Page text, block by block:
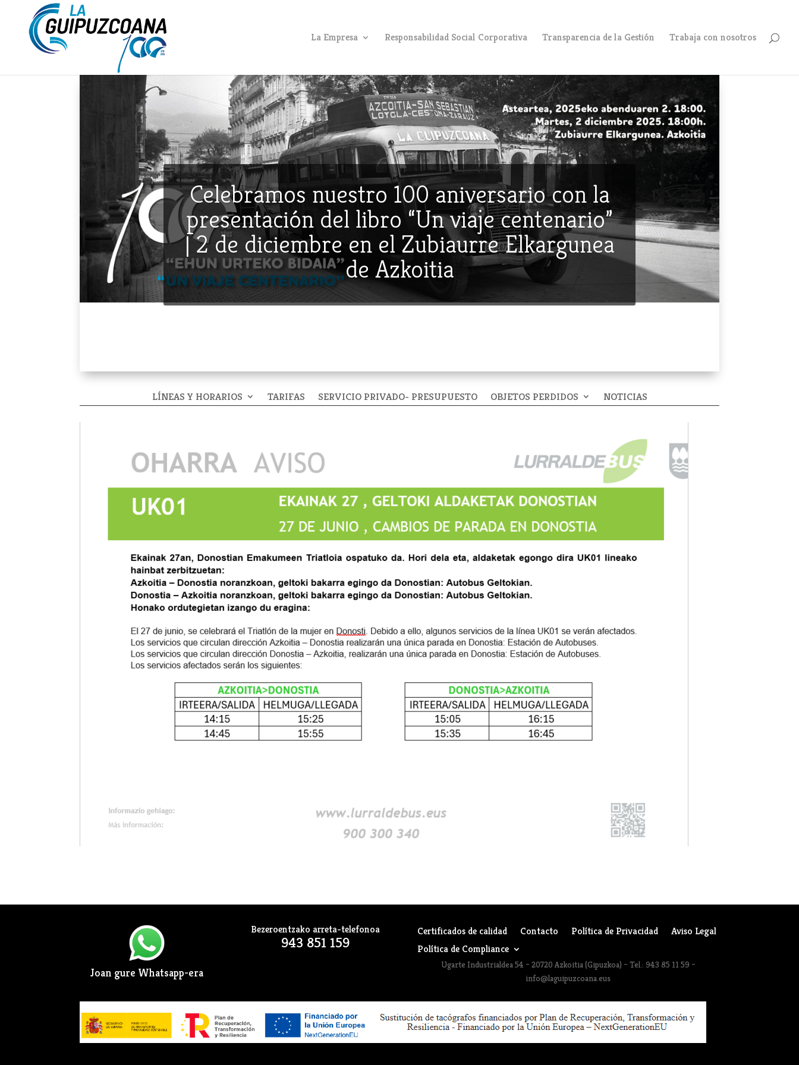
La Empresa Responsabilidad Social Corporativa Transparencia de la Gestión Trabaja con nosotros
Celebramos nuestro 100 aniversario con la
presentación del libro “Un viaje centenario”
| 2 de diciembre en el Zubiaurre Elkargunea
de Azkoitia
LÍNEAS Y HORARIOS TARIFAS SERVICIO PRIVADO- PRESUPUESTO OBJETOS PERDIDOS NOTICIAS
Joan gure Whatsapp-era
Bezeroentzako arreta-telefonoa
943 851 159
Certificados de calidad Contacto Política de Privacidad
Aviso Legal
Política de Compliance
Ugarte Industrialdea 54 – 20720 Azkoitia (Gipuzkoa) – Tel.: 943 85 11 59 –
info@laguipuzcoana.eus